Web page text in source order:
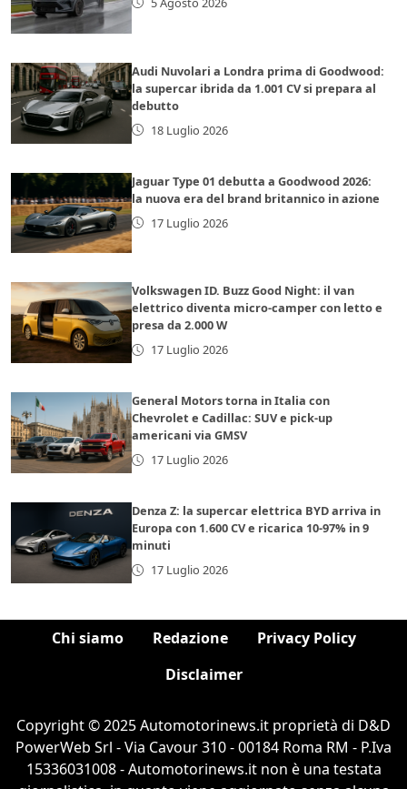
Audi Nuvolari a Londra prima di Goodwood:
la supercar ibrida da 1.001 CV si prepara al
debutto
18 Luglio 2026
Jaguar Type 01 debutta a Goodwood 2026:
la nuova era del brand britannico in azione
17 Luglio 2026
Volkswagen ID. Buzz Good Night: il van
elettrico diventa micro-camper con letto e
presa da 2.000 W
17 Luglio 2026
General Motors torna in Italia con
Chevrolet e Cadillac: SUV e pick-up
americani via GMSV
17 Luglio 2026
Denza Z: la supercar elettrica BYD arriva in
Europa con 1.600 CV e ricarica 10-97% in 9
minuti
17 Luglio 2026
Chi siamo Redazione
Privacy Policy
Disclaimer
Copyright © 2025 Automotorinews.it proprietà di D&D
PowerWeb Srl - Via Cavour 310 - 00184 Roma RM - P.Iva
15336031008 - Automotorinews.it non è una testata